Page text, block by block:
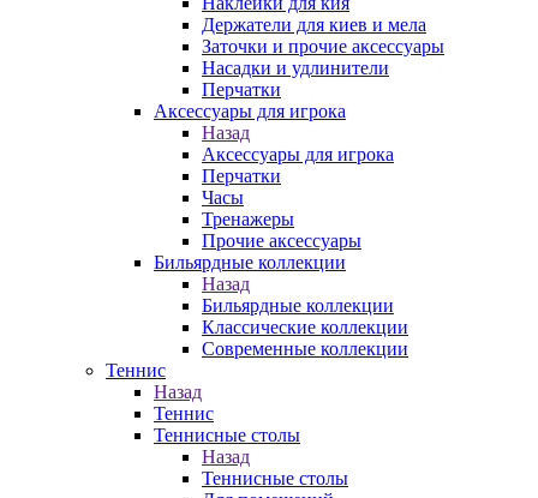
Держатели для киев и мела
Заточки и прочие аксессуары
Насадки и удлинители
Перчатки
Аксессуары для игрока
Назад
Аксессуары для игрока
Перчатки
Часы
Тренажеры
Прочие аксессуары
Бильярдные коллекции
Назад
Бильярдные коллекции
Классические коллекции
Современные коллекции
Теннис
Назад
Теннис
Теннисные столы
Назад
Теннисные столы